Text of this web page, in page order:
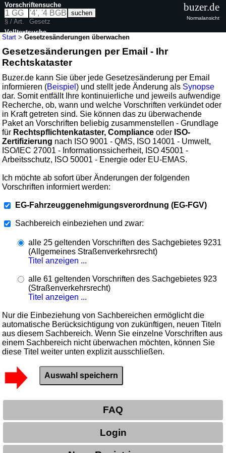
Start >Gesetzesänderungen überwachen
Gesetzesänderungen per Email - Ihr
Rechtskataster
Buzer.de kann Sie über jede Gesetzesänderung per Email
informieren (Beispiel) und stellt jede Änderung als Synopse
dar. Somit entfällt Ihre kontinuierliche und jeweils aufwendige
Recherche, ob, wann und welche Vorschriften verkündet oder
in Kraft getreten sind. Sie können das zu überwachende
Paket an Vorschriften beliebig zusammenstellen - Grundlage
für Rechtspflichtenkataster, Compliance oder ISO-
Zertifizierung nach ISO 9001 - QMS, ISO 14001 - Umwelt,
ISO/IEC 27001 - Informationssicherheit, ISO 45001 -
Arbeitsschutz, ISO 50001 - Energie oder EU-EMAS.
Ich möchte ab sofort über Änderungen der folgenden
Vorschriften informiert werden:
EG-Fahrzeuggenehmigungsverordnung (EG-FGV)
Sachbereich einbeziehen und zwar:
alle 25 geltenden Vorschriften des Sachgebietes 9231
(Allgemeines Straßenverkehrsrecht)
Titel anzeigen ...
alle 61 geltenden Vorschriften des Sachgebietes 923
(Straßenverkehrsrecht)
Titel anzeigen ...
Nur die Einbeziehung von Sachbereichen ermöglicht die
automatische Berücksichtigung von zukünftigen, neuen Titeln
aus diesem Sachbereich. Wenn Sie einzelne Vorschriften aus
einem Sachbereich nicht überwachen möchten, können Sie
diese Titel weiter unten explizit ausschließen.
FAQ
Login
Vorschriftensuche
§ / Art.
Gesetz
Volltextsuche
buzer.de
Normalansicht